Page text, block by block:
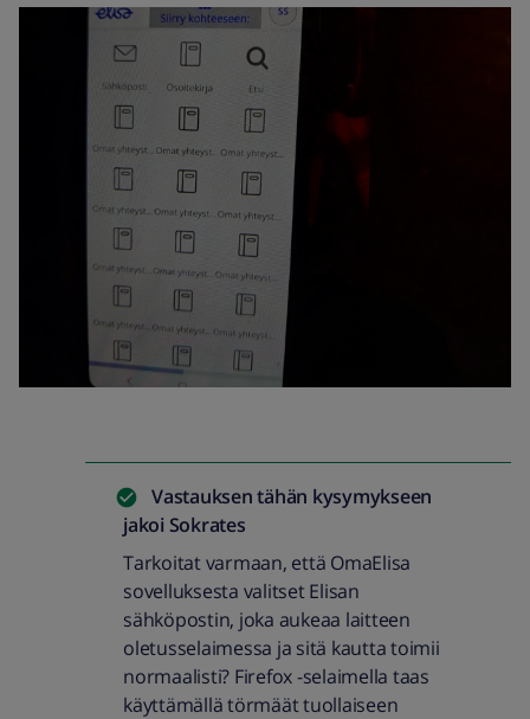
Vastauksen tähän kysymykseen
jakoi Sokrates
Tarkoitat varmaan, että OmaElisa
sovelluksesta valitset Elisan
sähköpostin, joka aukeaa laitteen
oletusselaimessa ja sitä kautta toimii
normaalisti? Firefox -selaimella taas
käyttämällä törmäät tuollaiseen